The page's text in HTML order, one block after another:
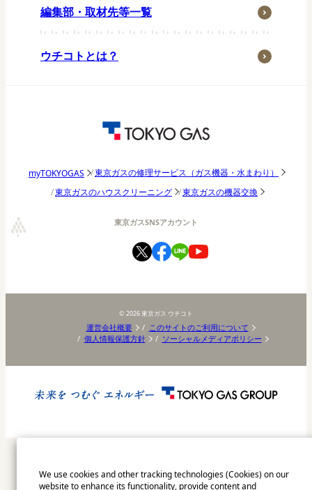
子育て・家族
パッチョ日記
編集部・取材先等一覧
ウチコトとは？
myTOKYOGAS
東京ガスの修理サービス（ガス機器・水まわり）
東京ガスのハウスクリーニング
東京ガスの機器交換
東京ガスSNSアカウント
© 2026 東京ガス ウチコト
運営会社概要
このサイトのご利用について
個人情報保護方針
ソーシャルメディアポリシー
We use cookies and other tracking technologies (Cookies) on our
website to enhance its functionality, provide content and